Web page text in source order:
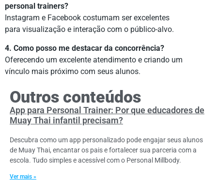
personal trainers?
Instagram e Facebook costumam ser excelentes
para visualização e interação com o público-alvo.
4. Como posso me destacar da concorrência?
Oferecendo um excelente atendimento e criando um
vínculo mais próximo com seus alunos.
Outros conteúdos
App para Personal Trainer: Por que educadores de
Muay Thai infantil precisam?
Descubra como um app personalizado pode engajar seus alunos
de Muay Thai, encantar os pais e fortalecer sua parceria com a
escola. Tudo simples e acessível com o Personal Millbody.
Ver mais »